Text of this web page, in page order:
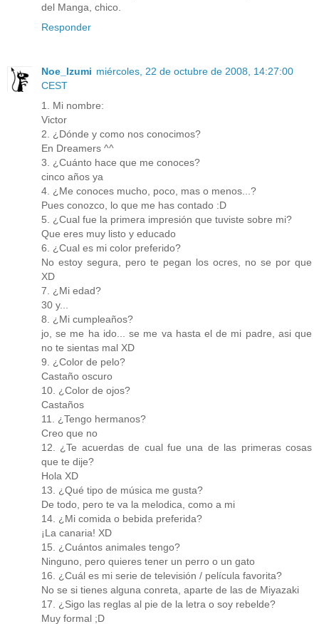
del Manga, chico.
Responder
Noe_Izumi miércoles, 22 de octubre de 2008, 14:27:00
CEST
1. Mi nombre:
Victor
2. ¿Dónde y como nos conocimos?
En Dreamers ^^
3. ¿Cuánto hace que me conoces?
cinco años ya
4. ¿Me conoces mucho, poco, mas o menos...?
Pues conozco, lo que me has contado :D
5. ¿Cual fue la primera impresión que tuviste sobre mi?
Que eres muy listo y educado
6. ¿Cual es mi color preferido?
No estoy segura, pero te pegan los ocres, no se por que
XD
7. ¿Mi edad?
30 y...
8. ¿Mi cumpleaños?
jo, se me ha ido... se me va hasta el de mi padre, asi que
no te sientas mal XD
9. ¿Color de pelo?
Castaño oscuro
10. ¿Color de ojos?
Castaños
11. ¿Tengo hermanos?
Creo que no
12. ¿Te acuerdas de cual fue una de las primeras cosas
que te dije?
Hola XD
13. ¿Qué tipo de música me gusta?
De todo, pero te va la melodica, como a mi
14. ¿Mi comida o bebida preferida?
¡La canaria! XD
15. ¿Cuántos animales tengo?
Ninguno, pero quieres tener un perro o un gato
16. ¿Cuál es mi serie de televisión / película favorita?
No se si tienes alguna conreta, aparte de las de Miyazaki
17. ¿Sigo las reglas al pie de la letra o soy rebelde?
Muy formal ;D